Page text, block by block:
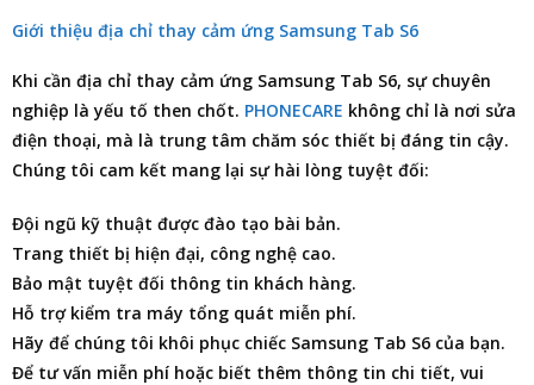
Giới thiệu địa chỉ thay cảm ứng Samsung Tab S6
Khi cần địa chỉ thay cảm ứng Samsung Tab S6, sự chuyên
nghiệp là yếu tố then chốt. PHONECARE không chỉ là nơi sửa
điện thoại, mà là trung tâm chăm sóc thiết bị đáng tin cậy.
Chúng tôi cam kết mang lại sự hài lòng tuyệt đối:
Đội ngũ kỹ thuật được đào tạo bài bản.
Trang thiết bị hiện đại, công nghệ cao.
Bảo mật tuyệt đối thông tin khách hàng.
Hỗ trợ kiểm tra máy tổng quát miễn phí.
Hãy để chúng tôi khôi phục chiếc Samsung Tab S6 của bạn.
Để tư vấn miễn phí hoặc biết thêm thông tin chi tiết, vui